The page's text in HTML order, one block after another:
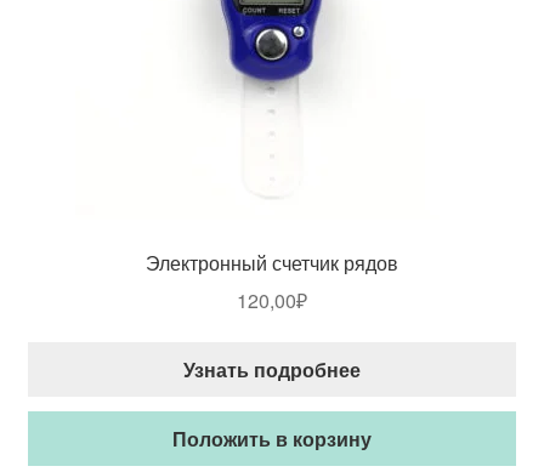
Электронный счетчик рядов
120,00₽
Узнать подробнее
Положить в корзину